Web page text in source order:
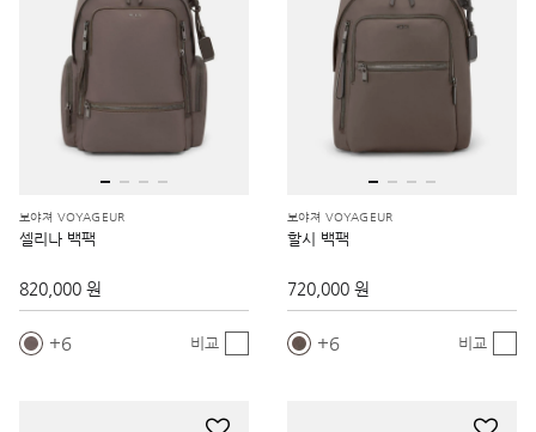
보야져 VOYAGEUR
셀리나 백팩
820,000 원
6 비교
보야져 VOYAGEUR
할시 백팩
720,000 원
6 비교